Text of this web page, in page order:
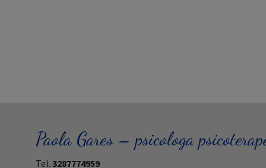
Paola Gares – psicologa
Tel. 3287774959